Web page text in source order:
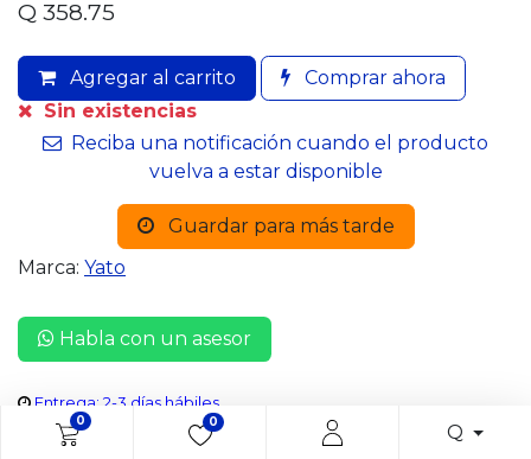
0 0 Q
Q 358.75
Agregar al carrito
Comprar ahora
Sin existencias
Reciba una notificación cuando el producto
vuelva a estar disponible
Guardar para más tarde
Marca: Yato
Habla con un asesor
Entrega: 2-3 días hábiles